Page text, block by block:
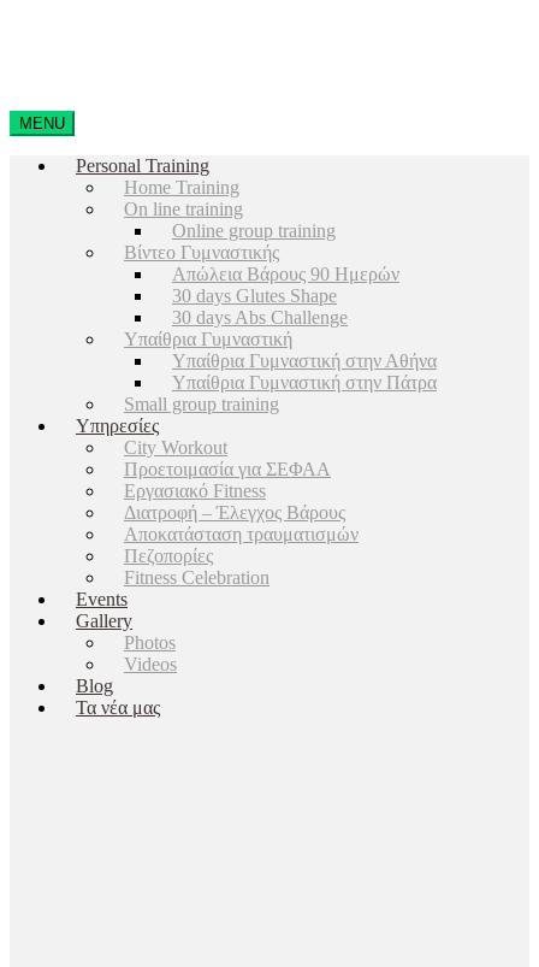
MENU
Personal Training
Home Training
On line training
Online group training
Βίντεο Γυμναστικής
Απώλεια Βάρους 90 Ημερών
30 days Glutes Shape
30 days Abs Challenge
Υπαίθρια Γυμναστική
Υπαίθρια Γυμναστική στην Αθήνα
Υπαίθρια Γυμναστική στην Πάτρα
Small group training
Υπηρεσίες
City Workout
Προετοιμασία για ΣΕΦΑΑ
Εργασιακό Fitness
Διατροφή – Έλεγχος Βάρους
Αποκατάσταση τραυματισμών
Πεζοπορίες
Fitness Celebration
Events
Gallery
Photos
Videos
Blog
Τα νέα μας